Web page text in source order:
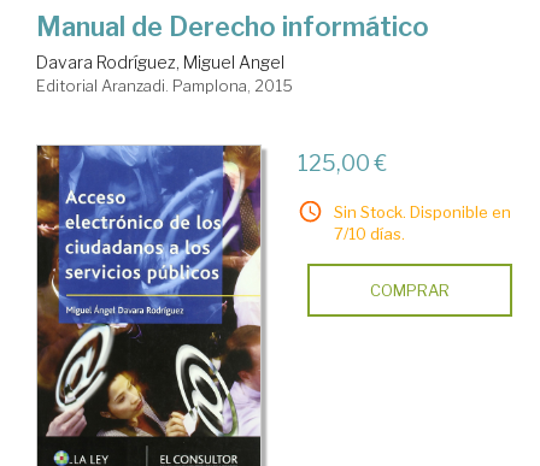
Manual de Derecho informático
Davara Rodríguez, Miguel Angel
Editorial Aranzadi. Pamplona, 2015
125,00 €
Sin Stock. Disponible en
7/10 días.
COMPRAR